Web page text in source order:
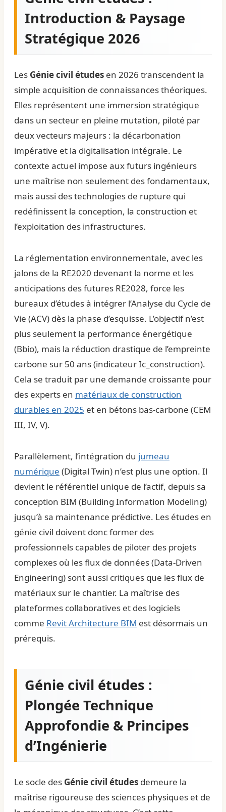
Introduction & Paysage
Stratégique 2026
Les Génie civil études en 2026 transcendent la
simple acquisition de connaissances théoriques.
Elles représentent une immersion stratégique
dans un secteur en pleine mutation, piloté par
deux vecteurs majeurs : la décarbonation
impérative et la digitalisation intégrale. Le
contexte actuel impose aux futurs ingénieurs
une maîtrise non seulement des fondamentaux,
mais aussi des technologies de rupture qui
redéfinissent la conception, la construction et
l’exploitation des infrastructures.
La réglementation environnementale, avec les
jalons de la RE2020 devenant la norme et les
anticipations des futures RE2028, force les
bureaux d’études à intégrer l’Analyse du Cycle de
Vie (ACV) dès la phase d’esquisse. L’objectif n’est
plus seulement la performance énergétique
(Bbio), mais la réduction drastique de l’empreinte
carbone sur 50 ans (indicateur Ic_construction).
Cela se traduit par une demande croissante pour
des experts en matériaux de construction
durables en 2025 et en bétons bas-carbone (CEM
III, IV, V).
Parallèlement, l’intégration du jumeau
numérique (Digital Twin) n’est plus une option. Il
devient le référentiel unique de l’actif, depuis sa
conception BIM (Building Information Modeling)
jusqu’à sa maintenance prédictive. Les études en
génie civil doivent donc former des
professionnels capables de piloter des projets
complexes où les flux de données (Data-Driven
Engineering) sont aussi critiques que les flux de
matériaux sur le chantier. La maîtrise des
plateformes collaboratives et des logiciels
comme Revit Architecture BIM est désormais un
prérequis.
Génie civil études :
Plongée Technique
Approfondie & Principes
d’Ingénierie
Le socle des Génie civil études demeure la
maîtrise rigoureuse des sciences physiques et de